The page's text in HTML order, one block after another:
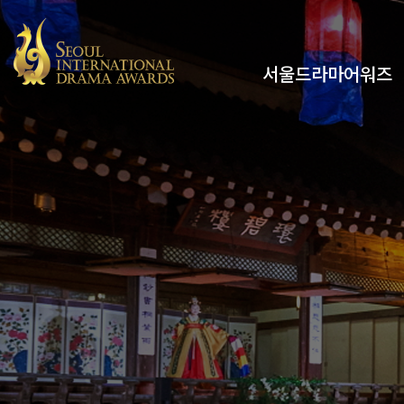
서울드라마어워즈
유튜브
인스타그램
x
페이스북